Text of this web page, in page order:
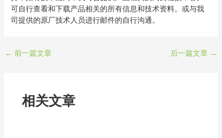
可自行查看和下载产品相关的所有信息和技术资料。或与我
司提供的原厂技术人员进行邮件的自行沟通。
← 前一篇文章 后一篇文章 →
相关文章